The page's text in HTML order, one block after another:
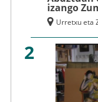
izango
Urretxu eta
2